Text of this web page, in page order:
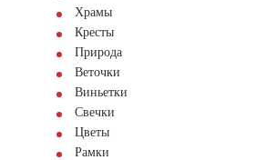
Храмы
Кресты
Природа
Веточки
Виньетки
Свечки
Цветы
Рамки